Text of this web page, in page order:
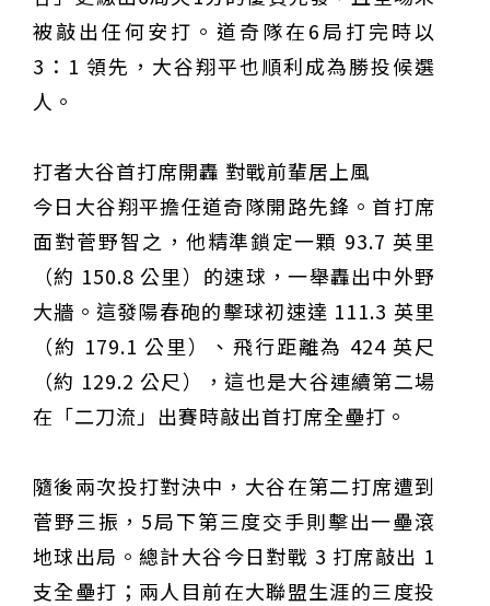
被敲出任何安打。道奇隊在6局打完時以
3：1 領先，大谷翔平也順利成為勝投候選
人。
打者大谷首打席開轟 對戰前輩居上風
今日大谷翔平擔任道奇隊開路先鋒。首打席
面對菅野智之，他精準鎖定一顆 93.7 英里
（約 150.8 公里）的速球，一舉轟出中外野
大牆。這發陽春砲的擊球初速達 111.3 英里
（約 179.1 公里）、飛行距離為 424 英尺
（約 129.2 公尺），這也是大谷連續第二場
在「二刀流」出賽時敲出首打席全壘打。
隨後兩次投打對決中，大谷在第二打席遭到
菅野三振，5局下第三度交手則擊出一壘滾
地球出局。總計大谷今日對戰 3 打席敲出 1
支全壘打；兩人目前在大聯盟生涯的三度投